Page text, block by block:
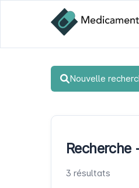
Nouvelle
Recherche
3 résultats